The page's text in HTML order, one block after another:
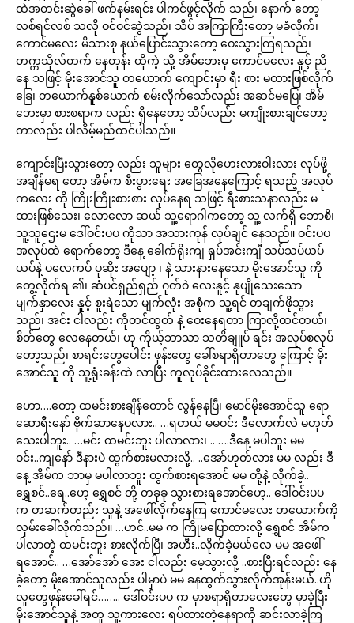
ထဲအတင်းဆွဲခေါ် ဖက်နမ်းရင်း ပါကင်ဖွင့်လိုက် သည်၊ နောက် တော့
လစ်ရင်လစ် သလို ဝင်ဝင်ဆွဲသည်၊ သိပ် အကြာကြီးတော့ မခံလိုက်၊
ကောင်မလေး မိသားစု နယ်ပြောင်းသွားတော့ ဝေးသွားကြရသည်၊
တက္ကသိုလ်တက် နေတုန်း ထိုကဲ့ သို့ အိမ်ဘေးမှ ကောင်မလေး နူင့် ညိ
နေ သဖြင့် မိုးအောင်သူ တယောက် ကျောင်းမှာ ရီး စား မထားဖြစ်လိုက်
ခြေ၊ တယောက်နူစ်ယောက် စမ်းလိုက်သော်လည်း အဆင်မပြေ၊ အိမ်
ဘေးမှာ စားစရာက လည်း ရှိနေတော့ သိပ်လည်း မကျိုးစားချင်တော့
တာလည်း ပါလိမ့်မည်ထင်ပါသည်။
ကျောင်းပြီးသွားတော့ လည်း သူများ တွေလိုဟေးလားဝါးလား လုပ်ဖို့
အချိန်မရ တော့ အိမ်က စီးပွားရေး အခြေအနေကြောင့် ရသည့် အလုပ်
ကလေး ကို ကြိုးကြိုးစားစား လုပ်နေရ သဖြင့် ရီးစားသနာလည်း မ
ထားဖြစ်သေး၊ လောလော ဆယ် သူ့ရောဂါကတော့ သူ့ လက်ရှိ ဘောစိ၊
သူ့သူဌေးမ ဒေါ်ဝင်းပပ ကိုသာ အသားကုန် လုပ်ချင် နေသည်။ ဝင်းပပ
အလုပ်ထဲ ရောက်တော့ ဒီနေ့ ခေါက်ရိုးကျ ရှပ်အင်းကျီ သပ်သပ်ယပ်
ယပ်နဲ့ ပလေကပ် ပုဆိုး အပျော့ ၊ နဲ့ သားနားနေသော မိုးအောင်သူ ကို
တွေ့လိုက်ရ ၏၊ ဆံပင်ရှည်ရှည် ဂုတ်ဝဲ လေးနူင့် နုပျိုသေးသော
မျက်နှာလေး နူင့် စူးရဲသော မျက်လုံး အစုံက သူ့ရင် တချက်ဖိုသွား
သည်၊ အင်း ငါလည်း ကိုတင်ထွတ် နဲ့ ဝေးနေရတာ ကြာလို့ထင်တယ်၊
စိတ်တွေ လေနေတယ်၊ ဟု ကိုယ့်ဘာသာ သတိချူပ် ရင်း အလုပ်စလုပ်
တော့သည်၊ စာရင်းတွေပေါင်း ဖုန်းတွေ ခေါ်စရာရှိတာတွေ ကြောင့် မိုး
အောင်သူ ကို သူ့ရုံးခန်းထဲ လာပြီး ကူလုပ်ခိုင်းထားလေသည်။
ဟော….တော့ ထမင်းစားချိန်တောင် လွန်နေပြီ၊ မောင်မိုးအောင်သူ ရော
ဆောရီးနော် ဗိုက်ဆာနေပလား.. …ရတယ် မမဝင်း ဒီလောက်လဲ မဟုတ်
သေးပါဘူး.. …မင်း ထမင်းဘူး ပါလာလား၊ .. ….ဒီနေ့ မပါဘူး မမ
ဝင်း..ကျနော် ဒီနားပဲ ထွက်စားမလားလို့.. ..အော်ဟုတ်လား မမ လည်း ဒီ
နေ့ အိမ်က ဘာမှ မပါလာဘူး ထွက်စားရအောင် မမ တို့နဲ့ လိုက်ခဲ့..
ရွှေစင်..ရေ..ဟေ့ ရွှေစင် တို့ တခုခု သွားစားရအောင်ဟေ့.. ဒေါ်ဝင်းပပ
က တဆက်တည်း သူနဲ့ အဖေါ်လိုက်နေကြ ကောင်မလေး တယောက်ကို
လှမ်းခေါ်လိုက်သည်။ …ဟင်..မမ က ကြိုမပြောထားလို့ ရွှေစင် အိမ်က
ပါလာတဲ့ ထမင်းဘူး စားလိုက်ပြီ၊ အဟီး..လိုက်ခဲ့မယ်လေ မမ အဖေါ်
ရအောင်.. …အော်အော် အေး ငါလည်း မေ့သွားလို့ ..စားပြီးရင်လည်း နေ
ခဲ့တော့ မိုးအောင်သူလည်း ပါမှာပဲ မမ ခနထွက်သွားလိုက်အုန်းမယ်..ဟို
လူတွေဖုန်းခေါ်ရင်…….. ဒေါ်ဝင်းပပ က မှာစရာရှိတာလေးတွေ မှာခဲ့ပြီး
မိုးအောင်သူနဲ့ အတူ သူ့ကားလေး ရပ်ထားတဲ့နေရာကို ဆင်းလာခဲ့ကြ